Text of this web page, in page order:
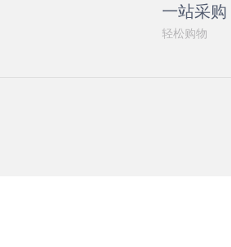
一站采购
轻松购物